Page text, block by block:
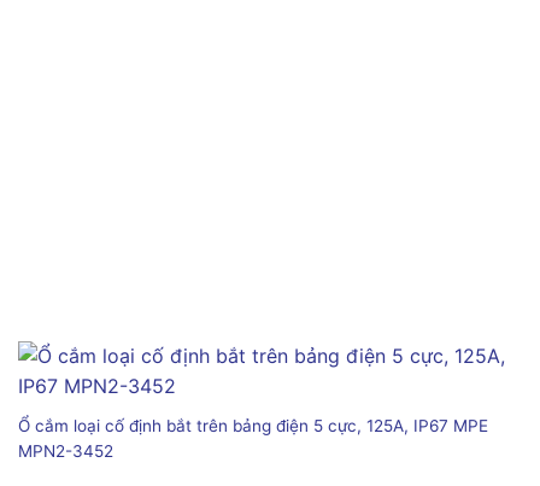
Ổ cắm loại cố định bắt trên bảng điện 5 cực, 125A, IP67 MPE
MPN2-3452